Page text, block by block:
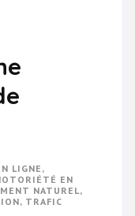
LIGNE,
EN
NATUREL,
, TRAFIC